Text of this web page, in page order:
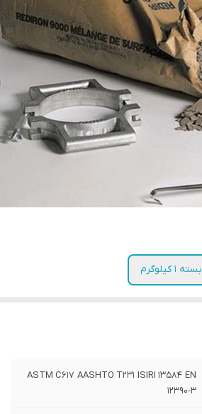
بسته 1 کیلوگرم
ASTM C617 AASHTO T231 ISIRI 13584 EN
12390-3